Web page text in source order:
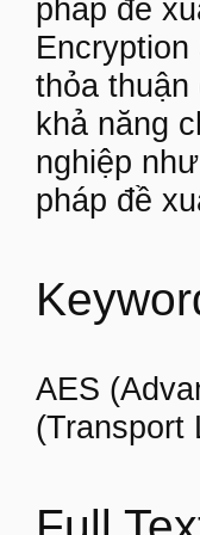
pháp đề
thỏa
khả năng
nghiệp
pháp đề
AES
(Transport